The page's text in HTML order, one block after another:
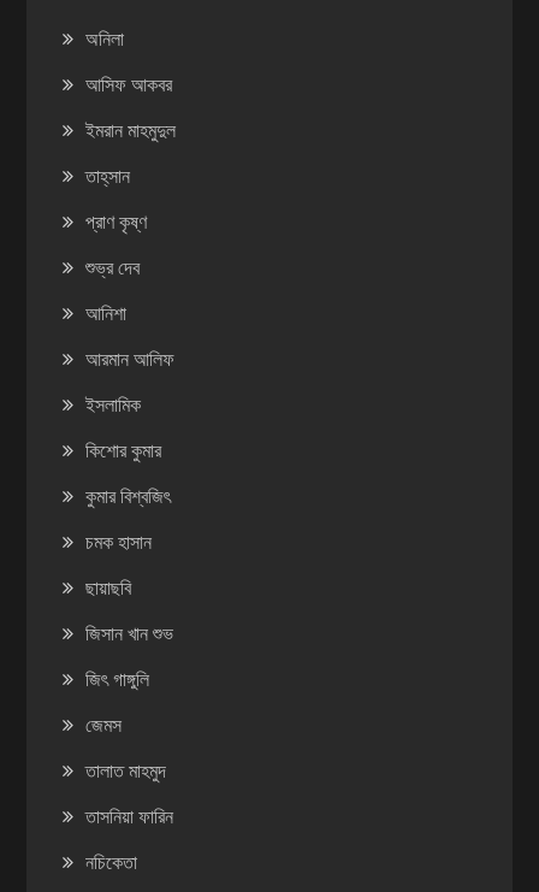
অনিলা
আসিফ আকবর
ইমরান মাহমুদুল
তাহ্‌সান
প্রাণ কৃষ্ণ
শুভ্র দেব
আনিশা
আরমান আলিফ
ইসলামিক
কিশোর কুমার
কুমার বিশ্বজিৎ
চমক হাসান
ছায়াছবি
জিসান খান শুভ
জিৎ গাঙ্গুলি
জেমস
তালাত মাহমুদ
তাসনিয়া ফারিন
নচিকেতা